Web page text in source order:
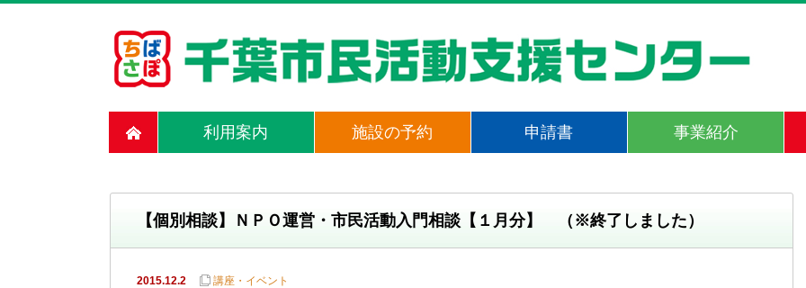
利用案内 施設の予約 申請書 事業紹介
【個別相談】ＮＰＯ運営・市民活動入門相談【１月分】 （※終了しました）
2015.12.2 講座・イベント